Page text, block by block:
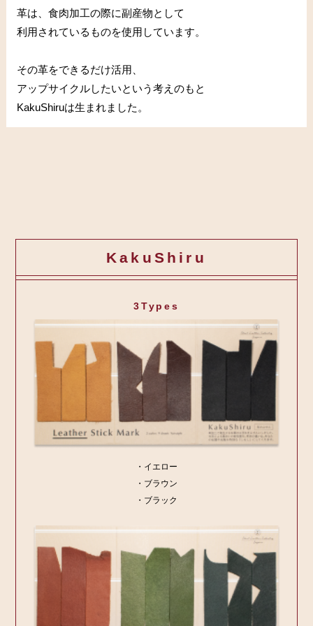
革は、食肉加工の際に副産物として
利用されているものを使用しています。
その革をできるだけ活用、
アップサイクルしたいという考えのもと
KakuShiruは生まれました。
KakuShiru
3Types
・イエロー
・ブラウン
・ブラック